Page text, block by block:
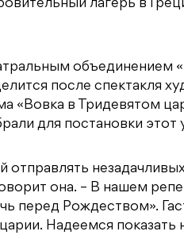
лагерь в
объединением
после спектакля
«Вовка в Тридевятом
для постановки
она. – В нашем
перед Рождеством».
Надеемся показать